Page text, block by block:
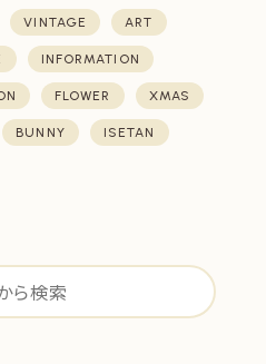
VINTAGE ART
INFORMATION
FLOWER XMAS
BUNNY ISETAN